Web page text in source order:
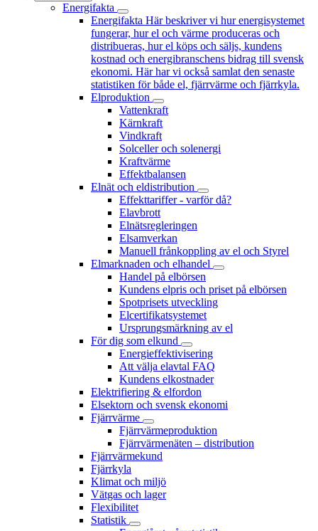
Energifakta
Energifakta Här beskriver vi hur energisystemet
fungerar, hur el och värme produceras och
distribueras, hur el köps och säljs, kundens
kostnad och energibranschens bidrag till svensk
ekonomi. Här har vi också samlat den senaste
statistiken för både el, fjärrvärme och fjärrkyla.
Elproduktion
Vattenkraft
Kärnkraft
Vindkraft
Solceller och solenergi
Kraftvärme
Effektbalansen
Elnät och eldistribution
Effekttariffer - varför då?
Elavbrott
Elnätsregleringen
Elsamverkan
Manuell frånkoppling av el och Styrel
Elmarknaden och elhandel
Handel på elbörsen
Kundens elpris och priset på elbörsen
Spotprisets utveckling
Elcertifikatsystemet
Ursprungsmärkning av el
För dig som elkund
Energieffektivisering
Att välja elavtal FAQ
Kundens elkostnader
Elektrifiering & elfordon
Elsektorn och svensk ekonomi
Fjärrvärme
Fjärrvärmeproduktion
Fjärrvärmenäten – distribution
Fjärrvärmekund
Fjärrkyla
Klimat och miljö
Vätgas och lager
Flexibilitet
Statistik